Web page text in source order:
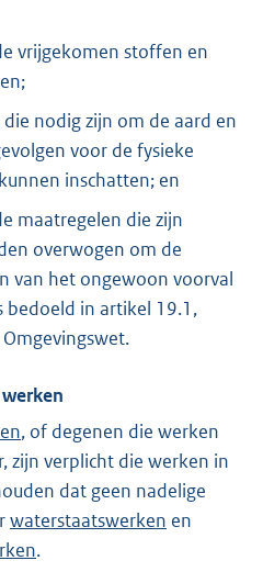
vrijgekomen stoffen en
nodig zijn om de aard en
voor de fysieke
inschatten; en
maatregelen die zijn
overwogen om de
van het ongewoon voorval
bedoeld in artikel 19.1,
, of degenen die werken
zijn verplicht die werken in
dat geen nadelige
waterstaatswerken en
.